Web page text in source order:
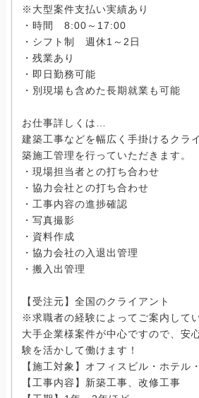
※大型案件支払い実績あり
・時間 8:00～17:00
・シフト制 週休1～2日
・残業あり
・即日勤務可能
・別現場も含めた長期就業も可能
お仕事詳しくは…
建築工事などを幅広く手掛けるクラ
築施工管理を行っていただきます。
・現場担当者との打ち合わせ
・協力会社との打ち合わせ
・工事内容の進捗確認
・写真撮影
・資料作成
・協力会社の入退出管理
・搬入出管理
【受注元】全国のクライアント
※求職者の経験によってご案内してい
大手企業様案件が中心ですので、安
験を活かして働けます！
【施工対象】オフィスビル・ホテル
【工事内容】新築工事、改修工事